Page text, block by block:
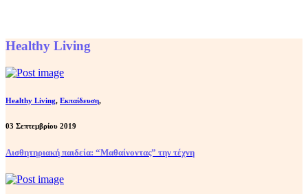
Healthy Living
Healthy Living, Εκπαίδευση,
03 Σεπτεμβρίου 2019
Αισθητηριακή παιδεία: “Μαθαίνοντας” την τέχνη